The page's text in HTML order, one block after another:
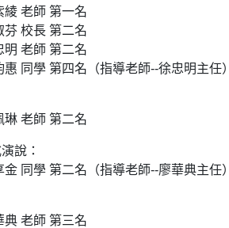
綾 老師 第一名
芬 校長 第二名
明 老師 第二名
同學 第四名（指導老師--徐忠明主任）
琳 老師 第二名
說：
同學 第二名（指導老師--廖華典主任）
典 老師 第三名